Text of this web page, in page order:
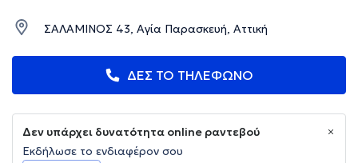
ΣΑΛΑΜΙΝΟΣ 43, Αγία Παρασκευή, Αττική
ΔΕΣ ΤΟ ΤΗΛΕΦΩΝΟ
Δεν υπάρχει δυνατότητα online ραντεβού
Εκδήλωσε το ενδιαφέρον σου